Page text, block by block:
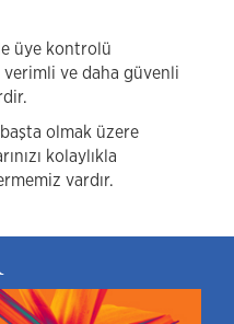
üye kontrolü
ve daha güvenli
olmak üzere
kolaylıkla
vardır.